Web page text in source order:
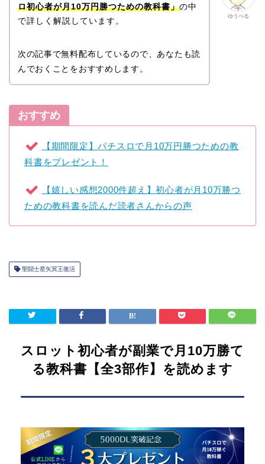
ゆうべる
ロ初心者が月10万円勝つための教科書」の中
で詳しく解説しています。
次の記事で無料配布しているので、あなたも読
んでおくことをおすすめします。
おすすめ
【期間限定】パチスロで月10万円勝つための教
科書をプレゼント！
【嬉しい感想2000件超え】初心者が月10万勝つ
ための教科書を読んだ読者さんからの声
聖闘士星矢冥王復活
スロット初心者が副業で月10万勝て
る教科書【全3部作】を読めます